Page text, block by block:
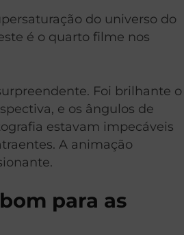
do universo do
é o quarto filme nos
Foi brilhante o
e os ângulos de
estavam impecáveis
A animação
para as